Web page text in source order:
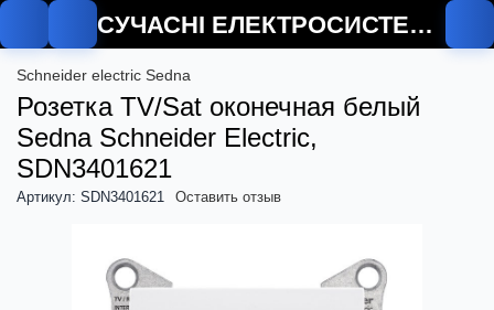
СУЧАСНІ ЕЛЕКТРОСИСТЕМИ
Schneider electric Sedna
Розетка TV/Sat оконечная белый
Sedna Schneider Electric,
SDN3401621
Артикул: SDN3401621 Оставить отзыв